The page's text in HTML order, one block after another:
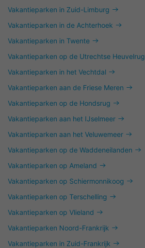
Vakantieparken in Zuid-Limburg
Vakantieparken in de Achterhoek
Vakantieparken in Twente
Vakantieparken op de Utrechtse Heuvelrug
Vakantieparken in het Vechtdal
Vakantieparken aan de Friese Meren
Vakantieparken op de Hondsrug
Vakantieparken aan het IJselmeer
Vakantieparken aan het Veluwemeer
Vakantieparken op de Waddeneilanden
Vakantieparken op Ameland
Vakantieparken op Schiermonnikoog
Vakantieparken op Terschelling
Vakantieparken op Vlieland
Vakantieparken Noord-Frankrijk
Vakantieparken in Zuid-Frankrijk